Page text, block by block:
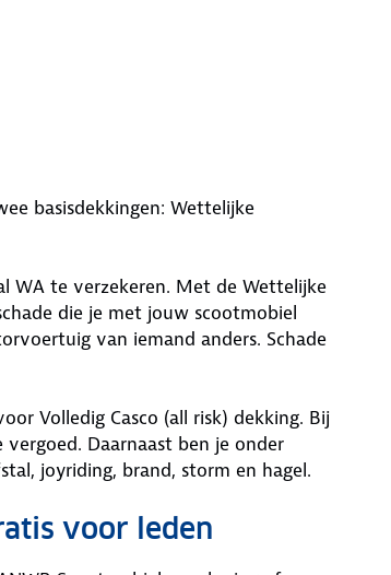
basisdekkingen: Wettelijke
WA te verzekeren. Met de Wettelijke
die je met jouw scootmobiel
van iemand anders. Schade
Volledig Casco (all risk) dekking. Bij
Daarnaast ben je onder
joyriding, brand, storm en hagel.
voor leden